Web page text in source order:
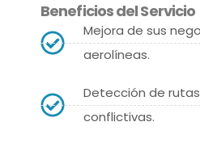
Beneficios del Servicio
Mejora de sus
aerolíneas.
Detección de
conflictivas.